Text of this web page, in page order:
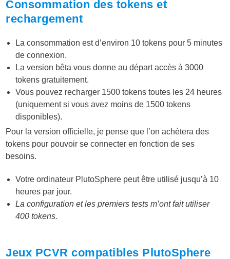
Consommation des tokens et
rechargement
La consommation est d’environ 10 tokens pour 5 minutes
de connexion.
La version bêta vous donne au départ accès à 3000
tokens gratuitement.
Vous pouvez recharger 1500 tokens toutes les 24 heures
(uniquement si vous avez moins de 1500 tokens
disponibles).
Pour la version officielle, je pense que l’on achètera des
tokens pour pouvoir se connecter en fonction de ses
besoins.
Votre ordinateur PlutoSphere peut être utilisé jusqu’à 10
heures par jour.
La configuration et les premiers tests m’ont fait utiliser
400 tokens.
Jeux PCVR compatibles PlutoSphere